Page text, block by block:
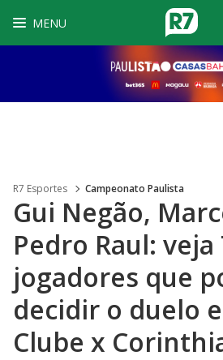
MENU
R7 Esportes Campeonato Paulista
Gui Negão,
Pedro Raul: veja
jogadores que
decidir o duelo
Clube x